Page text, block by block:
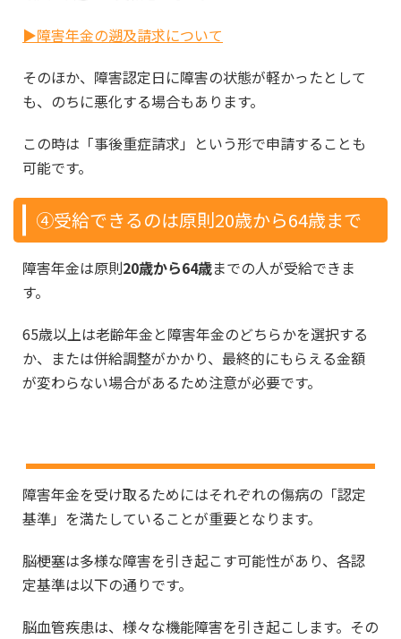
▶障害年金の遡及請求について
そのほか、障害認定日に障害の状態が軽かったとして
も、のちに悪化する場合もあります。
この時は「事後重症請求」という形で申請することも
可能です。
④受給できるのは原則20歳から64歳まで
障害年金は原則20歳から64歳までの人が受給できま
す。
65歳以上は老齢年金と障害年金のどちらかを選択する
か、または併給調整がかかり、最終的にもらえる金額
が変わらない場合があるため注意が必要です。
障害年金を受け取るためにはそれぞれの傷病の「認定
基準」を満たしていることが重要となります。
脳梗塞は多様な障害を引き起こす可能性があり、各認
定基準は以下の通りです。
脳血管疾患は、様々な機能障害を引き起こします。その